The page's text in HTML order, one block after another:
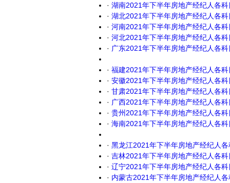
· 湖南2021年下半年房地产经纪人各
· 湖北2021年下半年房地产经纪人各
· 河南2021年下半年房地产经纪人各
· 河北2021年下半年房地产经纪人各
· 广东2021年下半年房地产经纪人各
· 福建2021年下半年房地产经纪人各
· 安徽2021年下半年房地产经纪人各
· 甘肃2021年下半年房地产经纪人各
· 广西2021年下半年房地产经纪人各
· 贵州2021年下半年房地产经纪人各
· 海南2021年下半年房地产经纪人各
· 黑龙江2021年下半年房地产经纪人
· 吉林2021年下半年房地产经纪人各
· 辽宁2021年下半年房地产经纪人各
· 内蒙古2021年下半年房地产经纪人